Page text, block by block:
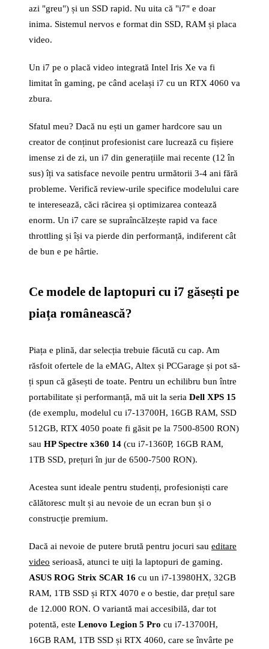
azi "greu") și un SSD rapid. Nu uita că "i7" e doar
inima. Sistemul nervos e format din SSD, RAM și placa
video.
Un i7 pe o placă video integrată Intel Iris Xe va fi
limitat în gaming, pe când același i7 cu un RTX 4060 va
zbura.
Sfatul meu? Dacă nu ești un gamer hardcore sau un
creator de conținut profesionist care lucrează cu fișiere
imense zi de zi, un i7 din generațiile mai recente (12 în
sus) îți va satisface nevoile pentru următorii 3-4 ani fără
probleme. Verifică review-urile specifice modelului care
te interesează, căci răcirea și optimizarea contează
enorm. Un i7 care se supraîncălzește rapid va face
throttling și își va pierde din performanță, indiferent cât
de bun e pe hârtie.
Ce modele de laptopuri cu i7 găsești pe
piața românească?
Piața e plină, dar selecția trebuie făcută cu cap. Am
răsfoit ofertele de la eMAG, Altex și PCGarage și pot să-
ți spun că găsești de toate. Pentru un echilibru bun între
portabilitate și performanță, mă uit la seria Dell XPS 15
(de exemplu, modelul cu i7-13700H, 16GB RAM, SSD
512GB, RTX 4050 poate fi găsit pe la 7500-8500 RON)
sau HP Spectre x360 14 (cu i7-1360P, 16GB RAM,
1TB SSD, prețuri în jur de 6500-7500 RON).
Acestea sunt ideale pentru studenți, profesioniști care
călătoresc mult și au nevoie de un ecran bun și o
construcție premium.
Dacă ai nevoie de putere brută pentru jocuri sau editare
video serioasă, atunci te uiți la laptopuri de gaming.
ASUS ROG Strix SCAR 16 cu un i7-13980HX, 32GB
RAM, 1TB SSD și RTX 4070 e o bestie, dar prețul sare
de 12.000 RON. O variantă mai accesibilă, dar tot
potentă, este Lenovo Legion 5 Pro cu i7-13700H,
16GB RAM, 1TB SSD și RTX 4060, care se învârte pe